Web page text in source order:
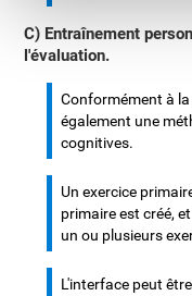
C) Entraînement
l'évaluation.
Conformément à
également une
cognitives.
Un exercice
primaire est créé,
un ou plusieurs
L'interface peut